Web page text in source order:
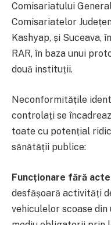
Comisariatului
Comisariatelor
Kashyap, și Suceava,
RAR, în baza unui
două instituții.
Neconformitățile
controlați se
toate cu potențial
sănătății publice:
Funcționare fără
desfășoară activități
vehiculelor scoase